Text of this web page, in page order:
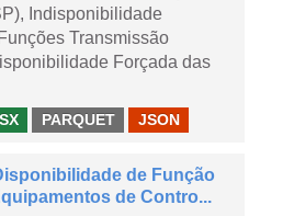
Indisponibilidade
Transmissão
Forçada das
PARQUET JSON
de Função
de Contro...